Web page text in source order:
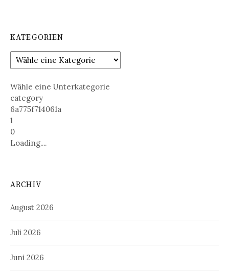
KATEGORIEN
Wähle eine Unterkategorie
category
6a775f714061a
1
0
Loading....
ARCHIV
August 2026
Juli 2026
Juni 2026